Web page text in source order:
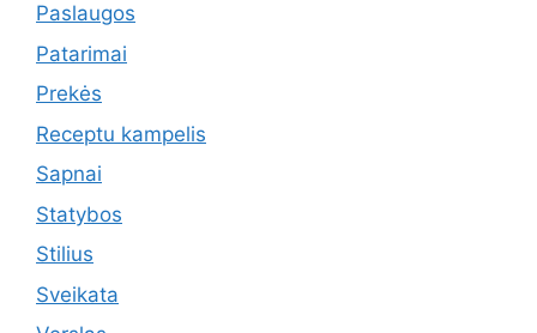
Paslaugos
Patarimai
Prekės
Receptu kampelis
Sapnai
Statybos
Stilius
Sveikata